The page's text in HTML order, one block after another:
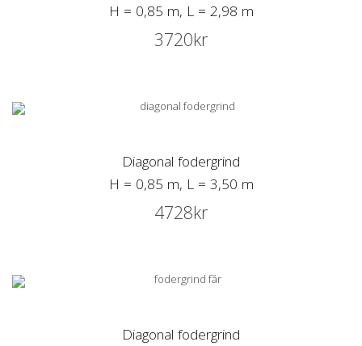
H = 0,85 m, L = 2,98 m
3720kr
Diagonal fodergrind
H = 0,85 m, L = 3,50 m
4728kr
Diagonal fodergrind